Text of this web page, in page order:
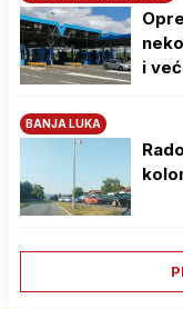
i
BANJA LUKA